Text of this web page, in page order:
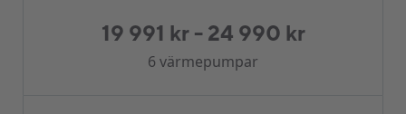
19 991 kr- 24 990 kr
6 värmepumpar